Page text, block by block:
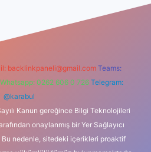
backlinkpaneli@gmail.com Teams:
Whatsapp: 0262 606 0 726 Telegram:
@karabul
Kanun gereğince Bilgi Teknolojileri
onaylanmış bir Yer Sağlayıcı
nedenle, sitedeki içerikleri proaktif